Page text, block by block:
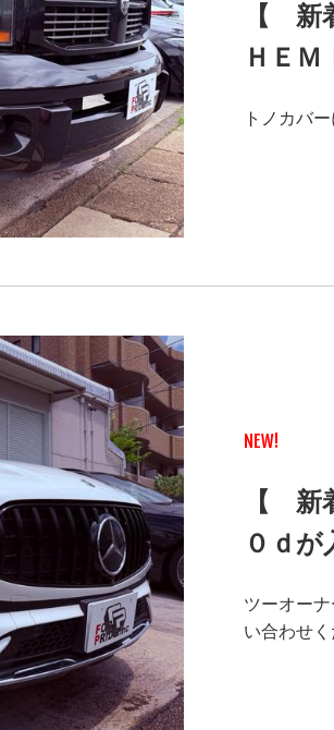
【 新
ＨＥ
トノカバ
NEW!
【 新
０ｄ
ツーオー
い合わせく